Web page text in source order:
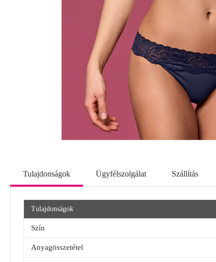
Tulajdonságok Ügyfélszolgálat Szállítás
Tulajdonságok
Szín
Anyagösszetétel